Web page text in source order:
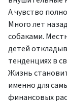
А чувство
Много лет
собаками.
детей
тенденциях в
Жизнь
именно для
финансовых